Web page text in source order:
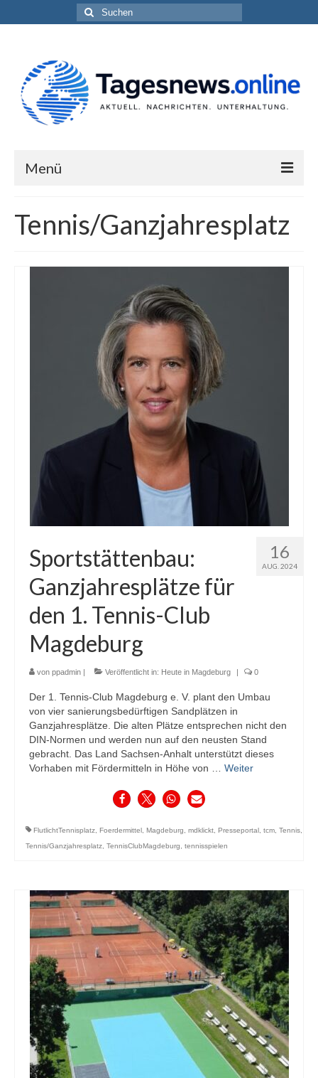
Suchen
nach:
Menü
Datenschutzerklärung
Tennis/Ganzjahresplatz
16
AUG. 2024
Sportstättenbau:
Ganzjahresplätze für
den 1. Tennis-Club
Magdeburg
von ppadmin Veröffentlicht in: Heute in Magdeburg 0
Der 1. Tennis-Club Magdeburg e. V. plant den Umbau
von vier sanierungsbedürftigen Sandplätzen in
Ganzjahresplätze. Die alten Plätze entsprechen nicht den
DIN-Normen und werden nun auf den neusten Stand
gebracht. Das Land Sachsen-Anhalt unterstützt dieses
Vorhaben mit Fördermitteln in Höhe von … Weiter
FlutlichtTennisplatz, Foerdermittel , Magdeburg, mdklickt, Presseportal , tcm, Tennis,
Tennis/Ganzjahresplatz, TennisClubMagdeburg, tennisspielen